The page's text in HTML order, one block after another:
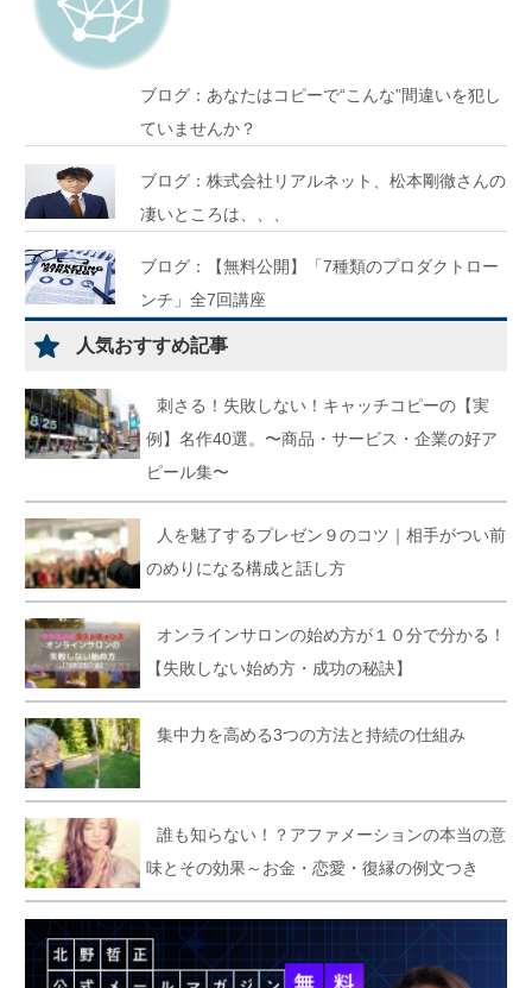
ブログ：あなたはコピーで“こんな”間違いを犯し
ていませんか？
ブログ：株式会社リアルネット、松本剛徹さんの
凄いところは、、、
ブログ：【無料公開】「7種類のプロダクトロー
ンチ」全7回講座
人気おすすめ記事
刺さる！失敗しない！キャッチコピーの【実
例】名作40選。〜商品・サービス・企業の好ア
ピール集〜
人を魅了するプレゼン９のコツ｜相手がつい前
のめりになる構成と話し方
オンラインサロンの始め方が１０分で分かる！
【失敗しない始め方・成功の秘訣】
集中力を高める3つの方法と持続の仕組み
誰も知らない！？アファメーションの本当の意
味とその効果～お金・恋愛・復縁の例文つき